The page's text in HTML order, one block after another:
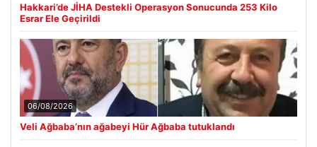
Hakkari’de JİHA Destekli Operasyon Sonucunda 253 Kilo
Esrar Ele Geçirildi
06/08/2026
Veli Ağbaba’nın ağabeyi Hür Ağbaba tutuklandı